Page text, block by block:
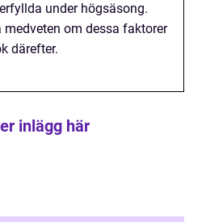
under högsäsong.
om dessa faktorer
därefter.
inlägg här